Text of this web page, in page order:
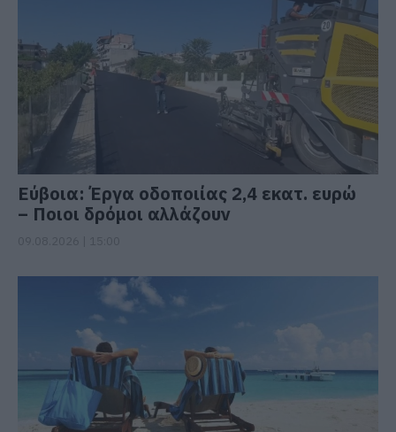
Εύβοια: Έργα οδοποιίας 2,4 εκατ. ευρώ
– Ποιοι δρόμοι αλλάζουν